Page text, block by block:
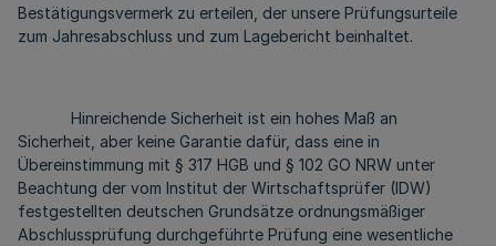
Bestätigungsvermerk zu erteilen, der unsere Prüfungsurteile
zum Jahresabschluss und zum Lagebericht beinhaltet.
Hinreichende Sicherheit ist ein hohes Maß an
Sicherheit, aber keine Garantie dafür, dass eine in
Übereinstimmung mit § 317 HGB und § 102 GO NRW unter
Beachtung der vom Institut der Wirtschaftsprüfer (IDW)
festgestellten deutschen Grundsätze ordnungsmäßiger
Abschlussprüfung durchgeführte Prüfung eine wesentliche